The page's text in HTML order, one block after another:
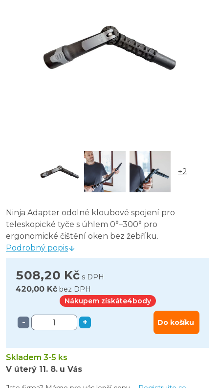
+2
Ninja Adapter odolné kloubové spojení pro
teleskopické tyče s úhlem 0°–300° pro
ergonomické čištění oken bez žebříku.
Podrobný popis
508,20 Kč s DPH
420,00 Kč bez DPH
Nákupem získáte4body
- + Do košíku
Skladem 3-5 ks
V úterý 11. 8. u Vás